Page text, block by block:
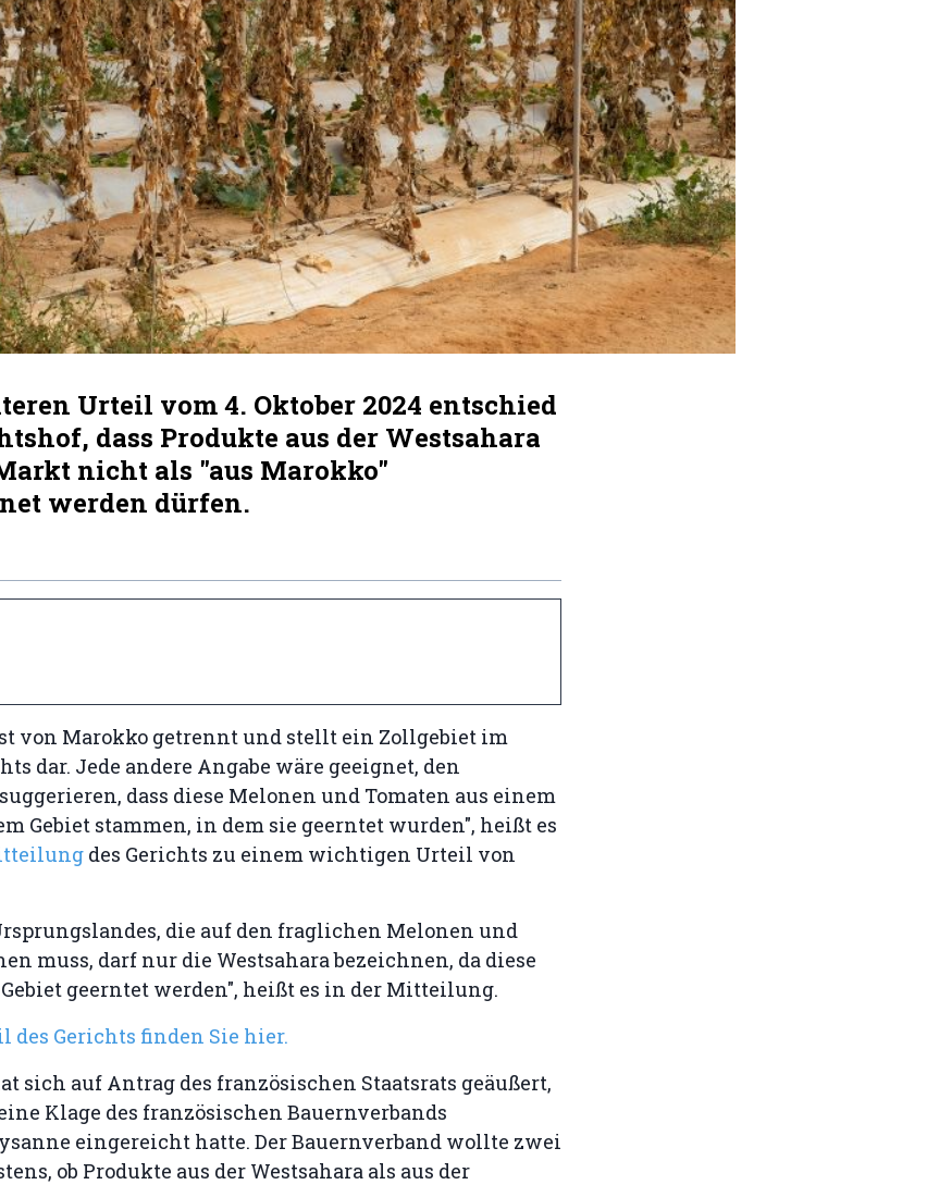
Urteil vom 4. Oktober 2024 entschied
dass Produkte aus der Westsahara
nicht als "aus Marokko"
werden dürfen.
von Marokko getrennt und stellt ein Zollgebiet im
dar. Jede andere Angabe wäre geeignet, den
dass diese Melonen und Tomaten aus einem
Gebiet stammen, in dem sie geerntet wurden", heißt es
des Gerichts zu einem wichtigen Urteil von
die auf den fraglichen Melonen und
muss, darf nur die Westsahara bezeichnen, da diese
geerntet werden", heißt es in der Mitteilung.
des Gerichts finden Sie hier.
sich auf Antrag des französischen Staatsrats geäußert,
Klage des französischen Bauernverbands
eingereicht hatte. Der Bauernverband wollte zwei
ob Produkte aus der Westsahara als aus der